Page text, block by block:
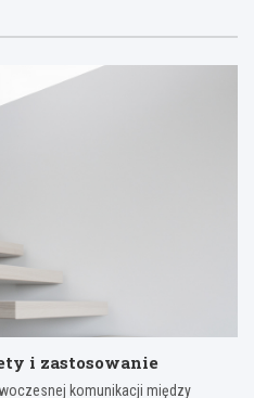
i zastosowanie
komunikacji między